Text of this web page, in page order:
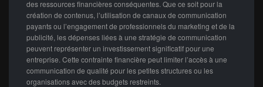
des ressources financières conséquentes. Que ce soit pour la
création de contenus, l’utilisation de canaux de communication
payants ou l’engagement de professionnels du marketing et de la
publicité, les dépenses liées à une stratégie de communication
peuvent représenter un investissement significatif pour une
entreprise. Cette contrainte financière peut limiter l’accès à une
communication de qualité pour les petites structures ou les
organisations avec des budgets restreints.